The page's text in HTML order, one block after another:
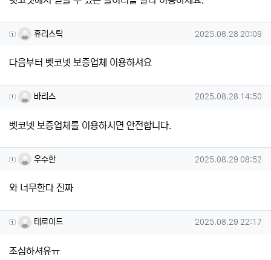
휴리스틱님의 댓글
휴리스틱 작성일
2025.08.28 20:09
다음부터 벳코넷 보증업체 이용하셔요
바리스님의 댓글
바리스 작성일
2025.08.28 14:50
벳코넷 보증업체를 이용하시면 안전합니다.
우수한님의 댓글
우수한 작성일
2025.08.29 08:52
와 너무한다 진짜
테로이드님의 댓글
테로이드 작성일
2025.08.29 22:17
조심하셔유ㅠ